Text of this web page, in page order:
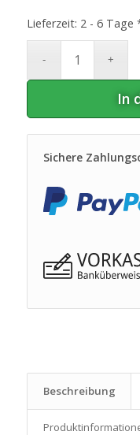
Lieferzeit: 2 - 6 Tage
In
Sichere
Beschreibung